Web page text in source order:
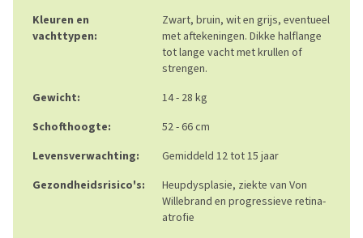
Kleuren en
vachttypen:
Zwart, bruin, wit en grijs, eventueel
met aftekeningen. Dikke halflange
tot lange vacht met krullen of
strengen.
Gewicht:
14 - 28 kg
Schofthoogte:
52 - 66 cm
Levensverwachting:
Gemiddeld 12 tot 15 jaar
Gezondheidsrisico's:
Heupdysplasie, ziekte van Von
Willebrand en progressieve retina-
atrofie